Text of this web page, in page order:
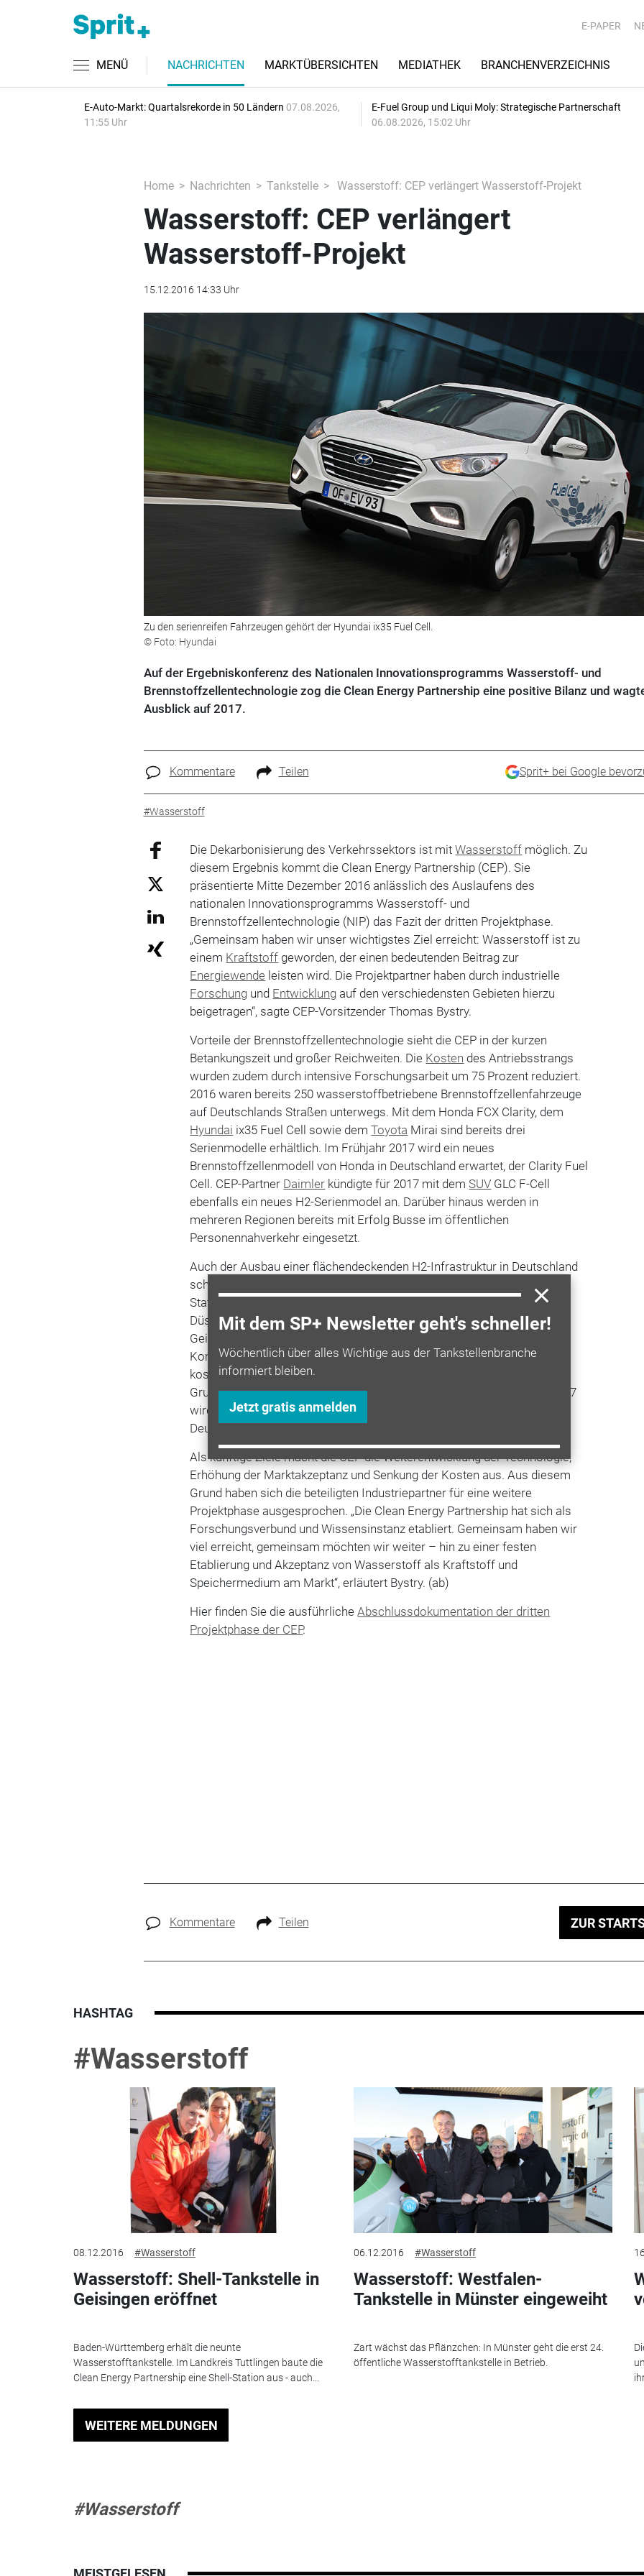
E-PAPER
MENÜ NACHRICHTEN MARKTÜBERSICHTEN MEDIATHEK BRANCHENVERZEICHNIS
E-Auto-Markt: Quartalsrekorde in 50 Ländern 07.08.2026,
11:55 Uhr
E-Fuel Group und Liqui Moly: Strategische Partnerschaft
06.08.2026, 15:02 Uhr
Home Nachrichten Tankstelle Wasserstoff: CEP verlängert Wasserstoff-Projekt
Wasserstoff: CEP verlängert
Wasserstoff-Projekt
15.12.2016 14:33 Uhr
Zu den serienreifen Fahrzeugen gehört der Hyundai ix35 Fuel Cell.
© Foto: Hyundai
Auf der Ergebniskonferenz des Nationalen Innovationsprogramms Wasserstoff- und
Brennstoffzellentechnologie zog die Clean Energy Partnership eine positive Bilanz und
Ausblick auf 2017.
Kommentare Teilen Sprit+ bei Google
#Wasserstoff
Mit dem SP+ Newsletter geht's schneller!
Wöchentlich über alles Wichtige aus der Tankstellenbranche
informiert bleiben.
Jetzt gratis anmelden
Die Dekarbonisierung des Verkehrssektors ist mitWasserstoff möglich. Zu
diesem Ergebnis kommt die Clean Energy Partnership (CEP). Sie
präsentierte Mitte Dezember 2016 anlässlich des Auslaufens des
nationalen Innovationsprogramms Wasserstoff- und
Brennstoffzellentechnologie (NIP) das Fazit der dritten Projektphase.
„Gemeinsam haben wir unser wichtigstes Ziel erreicht: Wasserstoff ist zu
einem Kraftstoff geworden, der einen bedeutenden Beitrag zur
Energiewende leisten wird. Die Projektpartner haben durch industrielle
Forschung und Entwicklung auf den verschiedensten Gebieten hierzu
beigetragen“, sagte CEP-Vorsitzender Thomas Bystry.
Vorteile der Brennstoffzellentechnologie sieht die CEP in der kurzen
Betankungszeit und großer Reichweiten. Die Kosten des Antriebsstrangs
wurden zudem durch intensive Forschungsarbeit um 75 Prozent reduziert.
2016 waren bereits 250 wasserstoffbetriebene Brennstoffzellenfahrzeuge
auf Deutschlands Straßen unterwegs. Mit dem Honda FCX Clarity, dem
Hyundai ix35 Fuel Cell sowie demToyota Mirai sind bereits drei
Serienmodelle erhältlich. Im Frühjahr 2017 wird ein neues
Brennstoffzellenmodell von Honda in Deutschland erwartet, der Clarity Fuel
Cell. CEP-Partner Daimler kündigte für 2017 mit dem SUV GLC F-Cell
ebenfalls ein neues H2-Serienmodel an. Darüber hinaus werden in
mehreren Regionen bereits mit Erfolg Busse im öffentlichen
Personennahverkehr eingesetzt.
Auch der Ausbau einer flächendeckenden H2-Infrastruktur in Deutschland
schreitet voran: In einer ersten Aufbauphase werden 50 Wasserstoff-
Stationen gebaut. Nach
Düsseldorf wurden jüngst in Ulm, Metzingen, Offenbach, Münster und
Geisingen neue Tankstellen eröffnet. Mit der Standardisierung von
Komponenten wurden die Wasserstoffstationen 50 Prozent
kostengünstiger sowie platzsparender, so dass sie heute flexibel in die
Grundlayouts bestehender Tankstellen integriert werden können. Ab 2017
wird die CEP den Infrastrukturausbau in die Hände der
Deutschland geben.
Als künftige Ziele macht die CEP die Weiterentwicklung der Technologie,
Erhöhung der Marktakzeptanz und Senkung der Kosten aus. Aus diesem
Grund haben sich die beteiligten Industriepartner für eine weitere
Projektphase ausgesprochen. „Die Clean Energy Partnership hat sich als
Forschungsverbund und Wissensinstanz etabliert. Gemeinsam haben wir
viel erreicht, gemeinsam möchten wir weiter – hin zu einer festen
Etablierung und Akzeptanz von Wasserstoff als Kraftstoff und
Speichermedium am Markt“, erläutert Bystry. (ab)
Hier finden Sie die ausführlicheAbschlussdokumentation der dritten
Projektphase der CEP.
Kommentare Teilen ZUR
HASHTAG
#Wasserstoff
08.12.2016 #Wasserstoff
Wasserstoff: Shell-Tankstelle in
Geisingen eröffnet
Baden-Württemberg erhält die neunte
Wasserstofftankstelle. Im Landkreis Tuttlingen baute die
Clean Energy Partnership eine Shell-Station aus - auch...
06.12.2016 #Wasserstoff
Wasserstoff: Westfalen-
Tankstelle in Münster eingeweiht
Zart wächst das Pflänzchen: In Münster geht die erst 24.
öffentliche Wasserstofftankstelle in Betrieb.
WEITERE MELDUNGEN
#Wasserstoff